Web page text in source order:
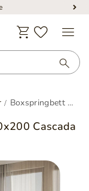
Versand
Boxspringbett mit Bettkasten 160x200 Cascada Dunkelblau
Cascada